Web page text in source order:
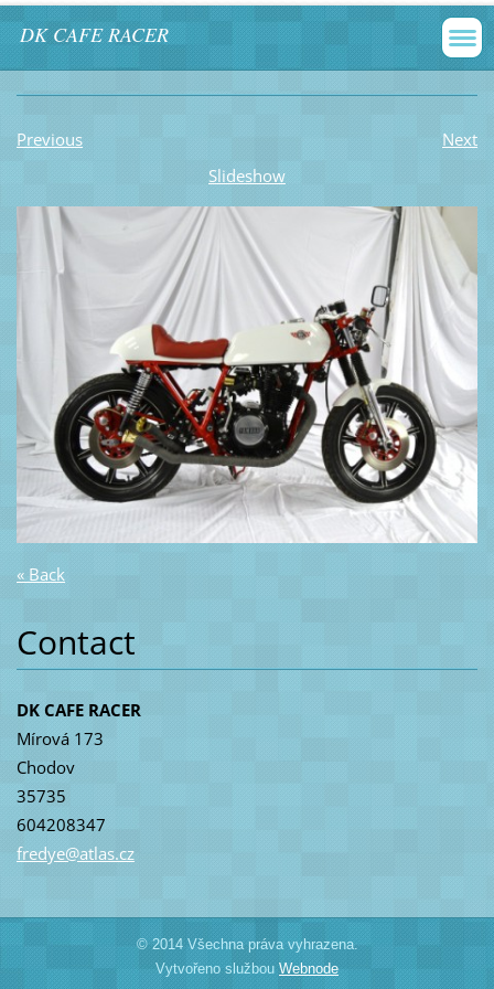
DK CAFE RACER
Previous
Next
Slideshow
« Back
Contact
DK CAFE RACER
Mírová 173
Chodov
35735
604208347
fredye@atlas.cz
© 2014 Všechna práva vyhrazena.
Vytvořeno službou Webnode